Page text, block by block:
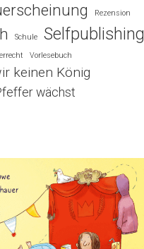
Rezension
Schule Selfpublishing
Vorlesebuch
keinen König
wächst